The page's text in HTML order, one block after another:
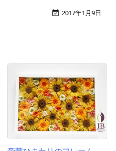
 2017年1月9日